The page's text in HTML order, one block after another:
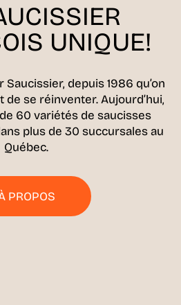
UNIQUE!
Saucissier, depuis 1986 qu’on
se réinventer. Aujourd’hui,
60 variétés de saucisses
plus de 30 succursales au
Québec.
PROPOS